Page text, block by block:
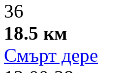
36
18.5 км
Смърт дере